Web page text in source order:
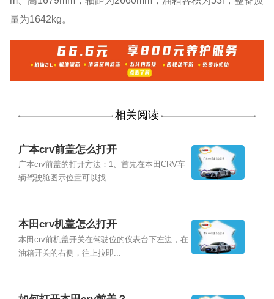
量为1642kg。
相关阅读
广本crv前盖怎么打开
广本crv前盖的打开方法：1、首先在本田CRV车
辆驾驶舱图示位置可以找...
本田crv机盖怎么打开
本田crv前机盖开关在驾驶位的仪表台下左边，在
油箱开关的右侧，往上拉即...